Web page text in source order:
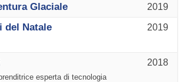
2019
Glaciale
2019
del Natale
2018
esperta di tecnologia